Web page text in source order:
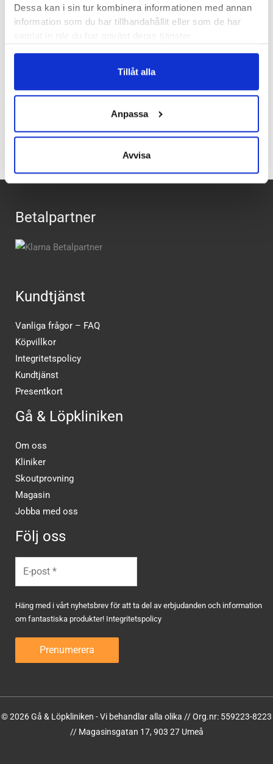
Dessa kan i sin tur kombinera informationen med annan
information som du har tillhandahållit eller som de har
Tillåt alla
Anpassa
Avvisa
Häl-tå dropp:5 mm
Stockholm Storgatan,Stockholm Sickla,Umeå,Uppsala,
Betalpartner
Kundtjänst
Vanliga frågor – FAQ
Köpvillkor
Integritetspolicy
Kundtjänst
Presentkort
Gå & Löpkliniken
Om oss
Kliniker
Skoutprovning
Magasin
Jobba med oss
Följ oss
Häng med i vårt nyhetsbrev för att ta del av erbjudanden och information
om fantastiska produkter! Integritetspolicy
© 2026 Gå & Löpkliniken - Vi behandlar alla olika // Org.nr: 559223-8223
// Magasinsgatan 17, 903 27 Umeå